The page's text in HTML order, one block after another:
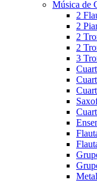
Música de
2
2
2
2
3